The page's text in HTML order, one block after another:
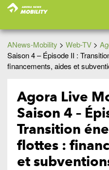
ANews-Mobility > Web-TV >
Saison 4 – Épisode II :
financements, aides et
Agora Live
Saison 4 –
Transition
flottes :
et